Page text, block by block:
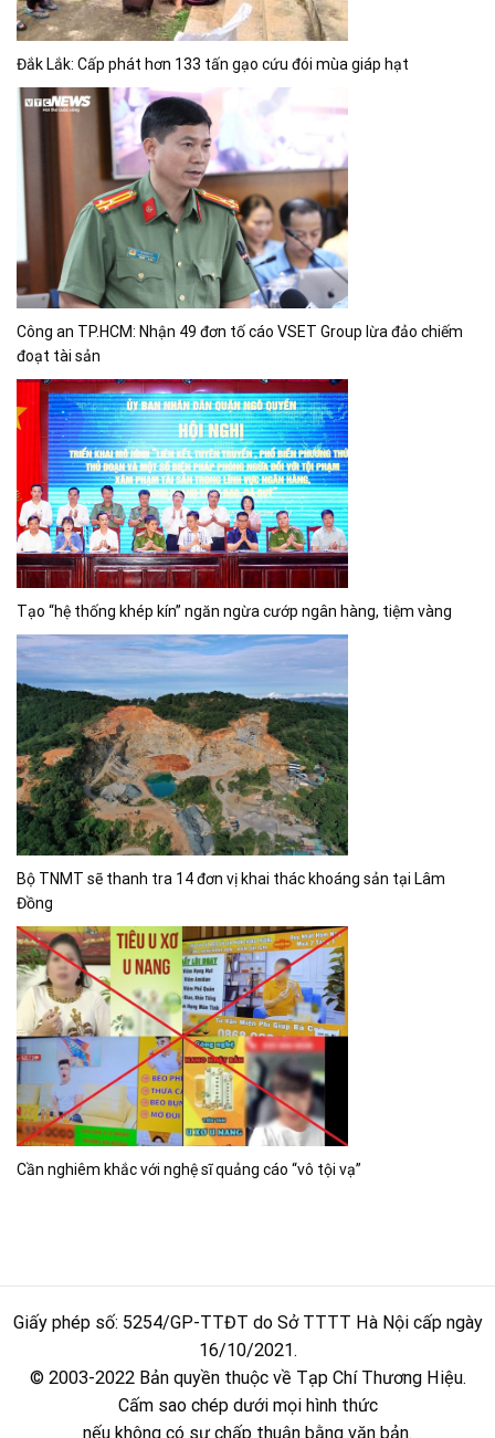
Đắk Lắk: Cấp phát hơn 133 tấn gạo cứu đói mùa giáp hạt
Công an TP.HCM: Nhận 49 đơn tố cáo VSET Group lừa đảo chiếm
đoạt tài sản
Tạo “hệ thống khép kín” ngăn ngừa cướp ngân hàng, tiệm vàng
Bộ TNMT sẽ thanh tra 14 đơn vị khai thác khoáng sản tại Lâm
Đồng
Cần nghiêm khắc với nghệ sĩ quảng cáo “vô tội vạ”
Giấy phép số: 5254/GP-TTĐT do Sở TTTT Hà Nội cấp ngày
16/10/2021.
© 2003-2022 Bản quyền thuộc về Tạp Chí Thương Hiệu.
Cấm sao chép dưới mọi hình thức
nếu không có sự chấp thuận bằng văn bản.